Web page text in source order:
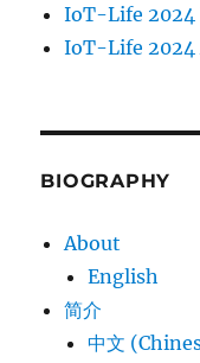
IoT-Life 2024
IoT-Life 2024
BIOGRAPHY
About
English
简介
中文